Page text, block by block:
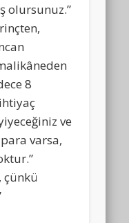
olursunuz.”
8
ve
varsa,
çünkü